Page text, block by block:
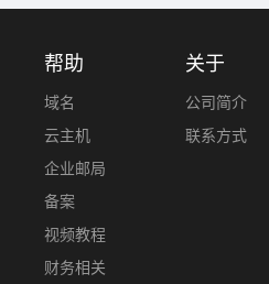
帮助
域名
云主机
企业邮局
备案
视频教程
财务相关
关于
公司简介
联系方式